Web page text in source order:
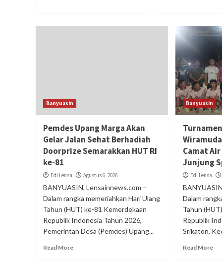
Banyuasin
Pemdes Upang Marga Akan
Gelar Jalan Sehat Berhadiah
Doorprize Semarakkan HUT RI
ke-81
Edi Lensa Agustus 6, 2026
BANYUASIN, Lensainnews.com –
Dalam rangka memeriahkan Hari Ulang
Tahun (HUT) ke-81 Kemerdekaan
Republik Indonesia Tahun 2026,
Pemerintah Desa (Pemdes) Upang...
Read More
Banyuasin
Camat
Junjung
Edi Lensa
Dalam
Tahun
Republik
Srikaton,
Read More